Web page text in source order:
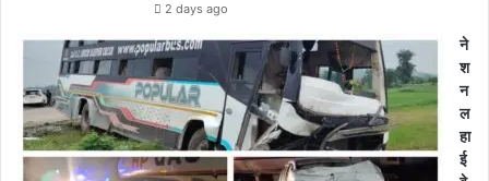
2 days ago
ने
श
न
ल
हा
ई